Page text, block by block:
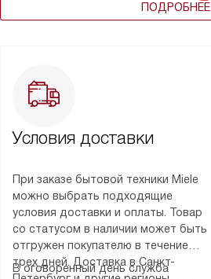
ПОДРОБНЕЕ
Условия доставки
При заказе бытовой техники Miele
можно выбрать подходящие
условия доставки и оплаты. Товар
со статусом в наличии может быть
отгружен покупателю в течение
трех дней. Доставка в Санкт-
В оговоренный день служба